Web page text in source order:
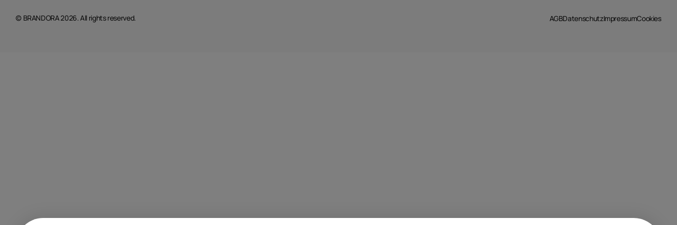
© BRANDORA 2026. All rights reserved. AGBDatenschutzImpressumCookies